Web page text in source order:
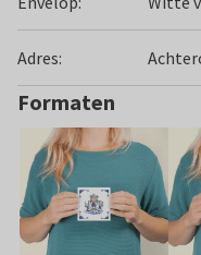
Adres:
Formaten